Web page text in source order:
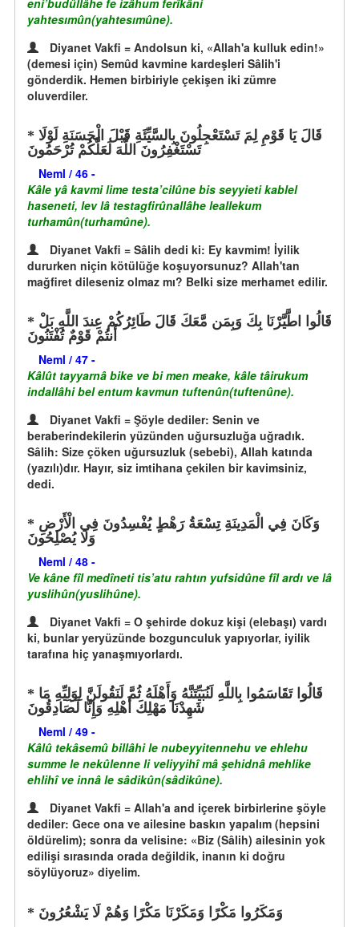
eni’budûllâhe fe izâhum ferîkâni
yahtesımûn(yahtesımûne).
Diyanet Vakfi = Andolsun ki, «Allah'a kulluk edin!»
(demesi için) Semûd kavmine kardeşleri Sâlih'i
gönderdik. Hemen birbiriyle çekişen iki zümre
oluverdiler.
تَسْتَغْفِرُونَ اللَّهَ لَعَلَّكُمْ تُرْحَمُونَ
Neml / 46 -
Kâle yâ kavmi lime testa’cilûne bis seyyieti kablel
haseneti, lev lâ testagfirûnallâhe leallekum
turhamûn(turhamûne).
Diyanet Vakfi = Sâlih dedi ki: Ey kavmim! İyilik
dururken niçin kötülüğe koşuyorsunuz? Allah'tan
mağfiret dileseniz olmaz mı? Belki size merhamet edilir.
أَنتُمْ قَوْمٌ تُفْتَنُونَ
Neml / 47 -
Kâlût tayyarnâ bike ve bi men meake, kâle tâirukum
indallâhi bel entum kavmun tuftenûn(tuftenûne).
Diyanet Vakfi = Şöyle dediler: Senin ve
beraberindekilerin yüzünden uğursuzluğa uğradık.
Sâlih: Size çöken uğursuzluk (sebebi), Allah katında
(yazılı)dır. Hayır, siz imtihana çekilen bir kavimsiniz,
dedi.
وَلَا يُصْلِحُونَ
Neml / 48 -
Ve kâne fîl medîneti tis’atu rahtın yufsidûne fîl ardı ve lâ
yuslihûn(yuslihûne).
Diyanet Vakfi = O şehirde dokuz kişi (elebaşı) vardı
ki, bunlar yeryüzünde bozgunculuk yapıyorlar, iyilik
tarafına hiç yanaşmıyorlardı.
شَهِدْنَا مَهْلِكَ أَهْلِهِ وَإِنَّا لَصَادِقُونَ
Neml / 49 -
Kâlû tekâsemû billâhi le nubeyyitennehu ve ehlehu
summe le nekûlenne li veliyyihî mâ şehidnâ mehlike
ehlihî ve innâ le sâdikûn(sâdikûne).
Diyanet Vakfi = Allah'a and içerek birbirlerine şöyle
dediler: Gece ona ve ailesine baskın yapalım (hepsini
öldürelim); sonra da velisine: «Biz (Sâlih) ailesinin yok
edilişi sırasında orada değildik, inanın ki doğru
söylüyoruz» diyelim.
وَمَكَرُوا مَكْرًا وَمَكَرْنَا مَكْرًا وَهُمْ لَا يَشْعُرُونَ